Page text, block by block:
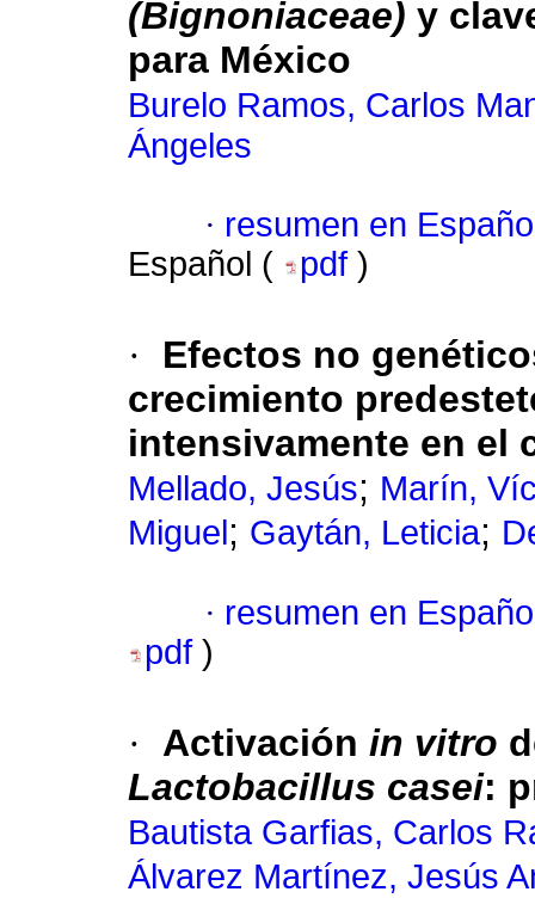
(Bignoniaceae) y
para México
Burelo Ramos, Carlos
Ángeles
· resumen en
Español (
pdf )
·
Efectos no
crecimiento
intensivamente en el
Mellado, Jesús; Marín,
Miguel ; Gaytán, Leticia;
· resumen en
pdf )
· Activación in vitro
Lactobacillus casei:
Bautista Garfias, Carlos
Álvarez Martínez, Jesús